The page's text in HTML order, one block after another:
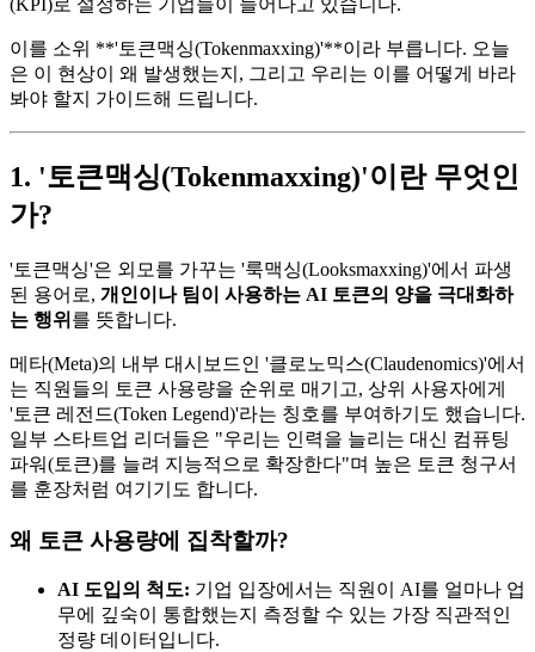
(KPI)로 설정하는 기업들이 늘어나고 있습니다.
이를 소위 **'토큰맥싱(Tokenmaxxing)'**이라 부릅니다. 오늘
은 이 현상이 왜 발생했는지, 그리고 우리는 이를 어떻게 바라
봐야 할지 가이드해 드립니다.
1. '토큰맥싱(Tokenmaxxing)'이란 무엇인
가?
'토큰맥싱'은 외모를 가꾸는 '룩맥싱(Looksmaxxing)'에서 파생
된 용어로, 개인이나 팀이 사용하는 AI 토큰의 양을 극대화하
는 행위 를 뜻합니다.
메타(Meta)의 내부 대시보드인 '클로노믹스(Claudenomics)'에서
는 직원들의 토큰 사용량을 순위로 매기고, 상위 사용자에게
'토큰 레전드(Token Legend)'라는 칭호를 부여하기도 했습니다.
일부 스타트업 리더들은 "우리는 인력을 늘리는 대신 컴퓨팅
파워(토큰)를 늘려 지능적으로 확장한다"며 높은 토큰 청구서
를 훈장처럼 여기기도 합니다.
왜 토큰 사용량에 집착할까?
AI 도입의 척도: 기업 입장에서는 직원이 AI를 얼마나 업
무에 깊숙이 통합했는지 측정할 수 있는 가장 직관적인
정량 데이터입니다.